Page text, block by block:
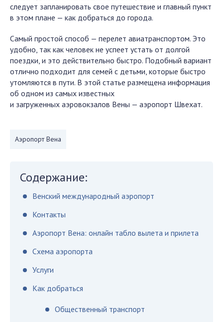
следует запланировать свое путешествие и главный пункт
в этом плане — как добраться до города.
Самый простой способ — перелет авиатранспортом. Это
удобно, так как человек не успеет устать от долгой
поездки, и это действительно быстро. Подобный вариант
отлично подходит для семей с детьми, которые быстро
утомляются в пути. В этой статье размещена информация
об одном из самых известных
и загруженных аэровокзалов Вены — аэропорт Швехат.
Аэропорт Вена
Содержание:
Венский международный аэропорт
Контакты
Аэропорт Вена: онлайн табло вылета и прилета
Схема аэропорта
Услуги
Как добраться
Общественный транспорт